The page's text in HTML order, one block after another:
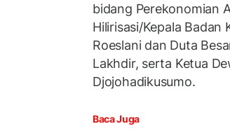
bidang Perekonomian
Hilirisasi/Kepala Badan
Roeslani dan Duta
Lakhdir, serta Ketua
Djojohadikusumo.
Baca Juga